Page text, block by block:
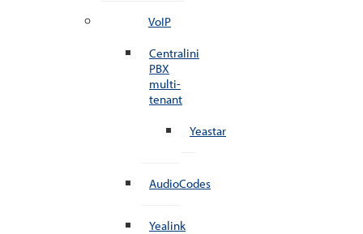
VoIP
Centralini
PBX
multi-
tenant
Yeastar
AudioCodes
Yealink